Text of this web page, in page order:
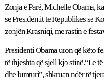
Zonja e Parë, Michelle Obama,
së Presidentit te Republikës së
zonjën Krasniqi, me rastin e
Presidenti Obama uron që këto
të thjeshta që sjell kjo stinë.“Le
dhe lumturi”, shkruan ndër të